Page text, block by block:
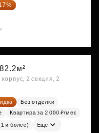
82.2м²
2 секция, 2
Без отделки
Квартира за 2 000 ₽/мес
и более) Ещё